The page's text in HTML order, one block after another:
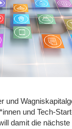
und
und Tech-
damit die